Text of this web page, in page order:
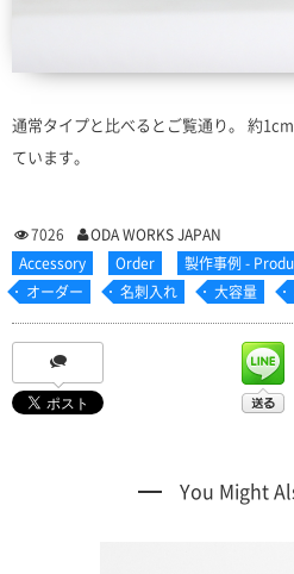
通常タイプと比べるとご覧通り。 約
ています。
7026
ODA WORKS JAPAN
Accessory
Order
製作事例 -
オーダー
名刺入れ 大容量
You Might